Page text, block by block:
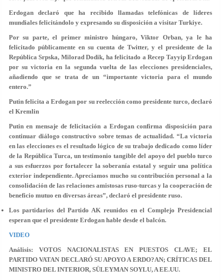
Erdogan declaró que ha recibido llamadas telefónicas de líderes
mundiales felicitándolo y expresando su disposición a visitar Turkiye.
Por su parte, el primer ministro húngaro, Viktor Orban, ya le ha
felicitado públicamente en su cuenta de Twitter, y el presidente de la
República Srpska, Milorad Dodik, ha felicitado a Recep Tayyip Erdogan
por su victoria en la segunda vuelta de las elecciones presidenciales,
añadiendo que se trata de un “importante victoria para el mundo
entero.”
Putin felicita a Erdogan por su reelección como presidente turco, declaró
el Kremlin
Putin en mensaje de felicitación a Erdogan confirma disposición para
continuar diálogo constructivo sobre temas de actualidad. “La victoria
en las elecciones es el resultado lógico de su trabajo dedicado como líder
de la República Turca, un testimonio tangible del apoyo del pueblo turco
a sus esfuerzos por fortalecer la soberanía estatal y seguir una política
exterior independiente. Apreciamos mucho su contribución personal a la
consolidación de las relaciones amistosas ruso-turcas y la cooperación de
beneficio mutuo en diversas áreas”, declaró el presidente ruso.
Los partidarios del Partido AK reunidos en el Complejo Presidencial
esperan que el presidente Erdogan hable desde el balcón.
VIDEO
Análisis: VOTOS NACIONALISTAS EN PUESTOS CLAVE; EL
PARTIDO VATAN DECLARÓ SU APOYO A ERDO?AN; CRÍTICAS DEL
MINISTRO DEL INTERIOR, SÜLEYMAN SOYLU, A EE.UU.